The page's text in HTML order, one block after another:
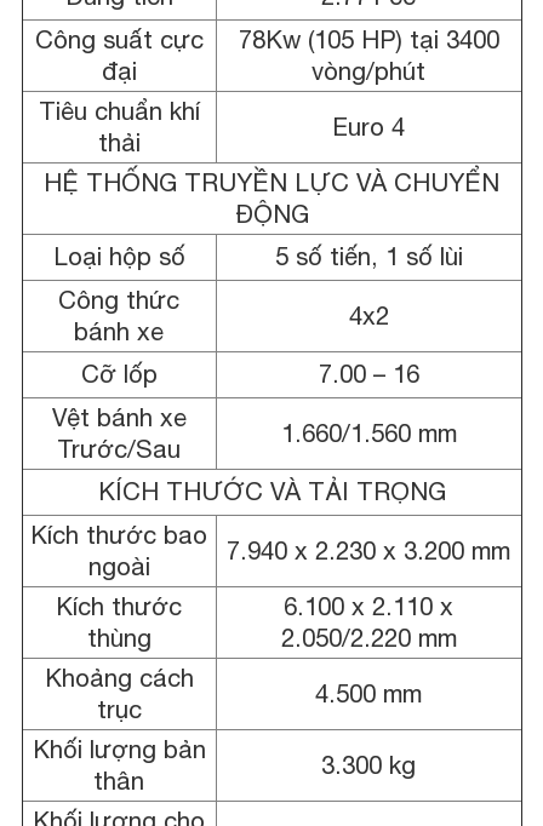
Công suất cực
đại
78Kw (105 HP) tại 3400
vòng/phút
Tiêu chuẩn khí
thải
Euro 4
HỆ THỐNG TRUYỀN LỰC VÀ CHUYỂN
ĐỘNG
Loại hộp số
5 số tiến, 1 số lùi
Công thức
bánh xe
4x2
Cỡ lốp
7.00 – 16
Vệt bánh xe
Trước/Sau
1.660/1.560 mm
KÍCH THƯỚC VÀ TẢI TRỌNG
Kích thước bao
ngoài
7.940 x 2.230 x 3.200 mm
Kích thước
thùng
6.100 x 2.110 x
2.050/2.220 mm
Khoảng cách
trục
4.500 mm
Khối lượng bản
thân
3.300 kg